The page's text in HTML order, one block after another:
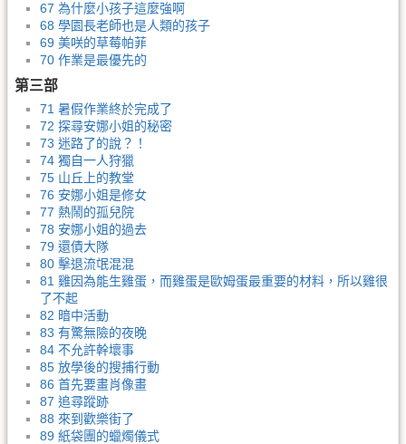
67 為什麼小孩子這麼強啊
68 學園長老師也是人類的孩子
69 美咲的草莓帕菲
70 作業是最優先的
第三部
71 暑假作業終於完成了
72 探尋安娜小姐的秘密
73 迷路了的說？！
74 獨自一人狩獵
75 山丘上的教堂
76 安娜小姐是修女
77 熱鬧的孤兒院
78 安娜小姐的過去
79 還債大隊
80 擊退流氓混混
81 雞因為能生雞蛋，而雞蛋是歐姆蛋最重要的材料，所以雞很
了不起
82 暗中活動
83 有驚無險的夜晚
84 不允許幹壞事
85 放學後的搜捕行動
86 首先要畫肖像畫
87 追尋蹤跡
88 來到歡樂街了
89 紙袋團的蠟燭儀式